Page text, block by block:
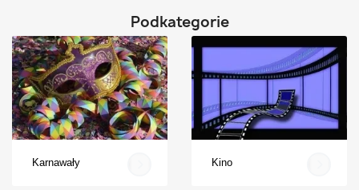
Podkategorie
Karnawały Kino